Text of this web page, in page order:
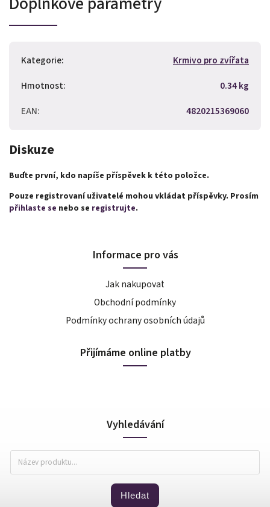
Kategorie:
Krmivo pro zvířata
Hmotnost:
0.34 kg
EAN: 4820215369060
Diskuze
Buďte první, kdo napíše příspěvek k této položce.
Pouze registrovaní uživatelé mohou vkládat příspěvky. Prosím
přihlaste se nebo se registrujte.
Informace pro vás
Jak nakupovat
Obchodní podmínky
Podmínky ochrany osobních údajů
Přijímáme online platby
Vyhledávání
Hledat